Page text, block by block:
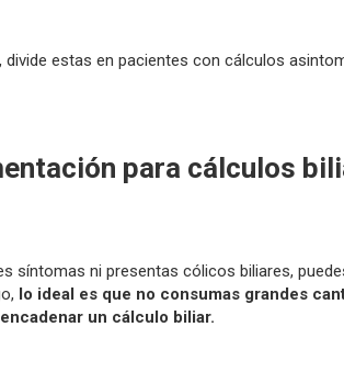
, divide estas en pacientes con cálculos
para cálculos
síntomas ni presentas cólicos biliares,
lo ideal es que no consumas grandes
un cálculo biliar.